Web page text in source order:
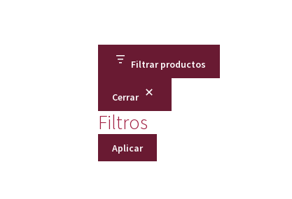
Filtrar productos
Cerrar
Filtros
Aplicar